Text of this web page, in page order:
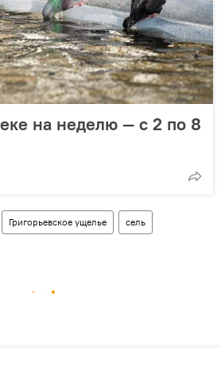
на неделю — с 2 по 8
Григорьевское ущелье сель